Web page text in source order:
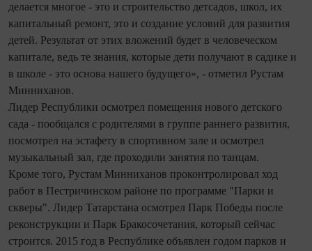
делается многое - это и строительство детсадов, школ, их
капитальный ремонт, это и создание условий для развития
детей. Результат от этих вложений будет в человеческом
капитале, ведь те знания, которые дети получают в садике и
в школе - это основа нашего будущего», - отметил Рустам
Минниханов.
Лидер Республики осмотрел помещения нового детского
сада - пообщался с родителями в группе раннего развития,
посмотрел на эстафету в спортивном зале и осмотрел
музыкальный зал, где проходили занятия по танцам.
Кроме того, Рустам Минниханов проконтролировал ход
работ в Пестричинском районе по программе "Парки и
скверы". Лидер Татарстана осмотрел Парк Победы после
реконструкции и Парк Бракосочетания, который сейчас
строится. 2015 год в Республике объявлен годом парков и